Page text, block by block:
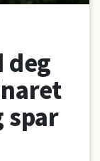
deg
spar